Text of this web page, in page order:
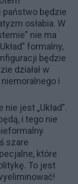
państwo będzie
osłabia. W
nie ma
formalny,
będzie
działał w
i
jest „Układ”.
i tego nie
szare
które
To jest